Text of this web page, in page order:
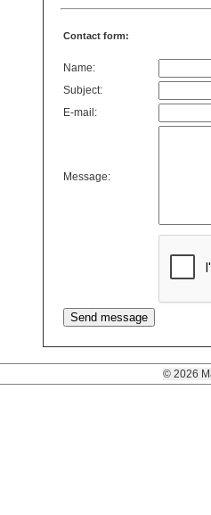
Contact form:
Name:
Subject:
E-mail:
Message:
© 2026